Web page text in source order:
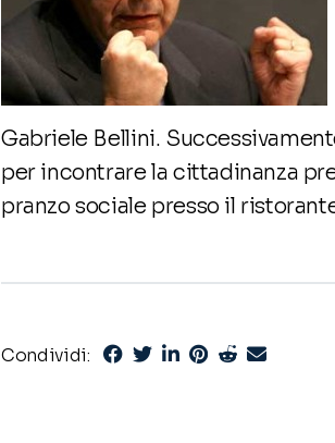
Gabriele Bellini.
per incontrare la cittadinanza
pranzo sociale presso il
Condividi: